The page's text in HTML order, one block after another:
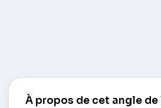
À propos de cet angle de